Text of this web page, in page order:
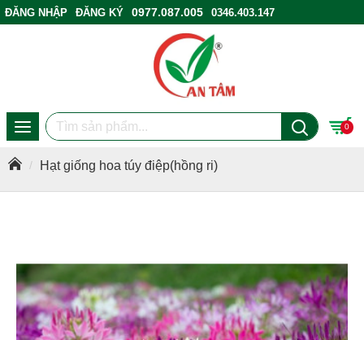
ĐĂNG NHẬP ĐĂNG KÝ 0977.087.005
0346.403.147
0
Hạt giống hoa túy điệp(hồng ri)